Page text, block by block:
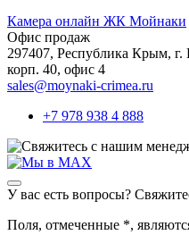
Камера онлайн ЖК Мойнаки
Офис продаж
297407, Республика Крым, г.
корп. 40, офис 4
sales@moynaki-crimea.ru
+7 978 938 4 888
У вас есть вопросы?
Поля, отмеченные *,